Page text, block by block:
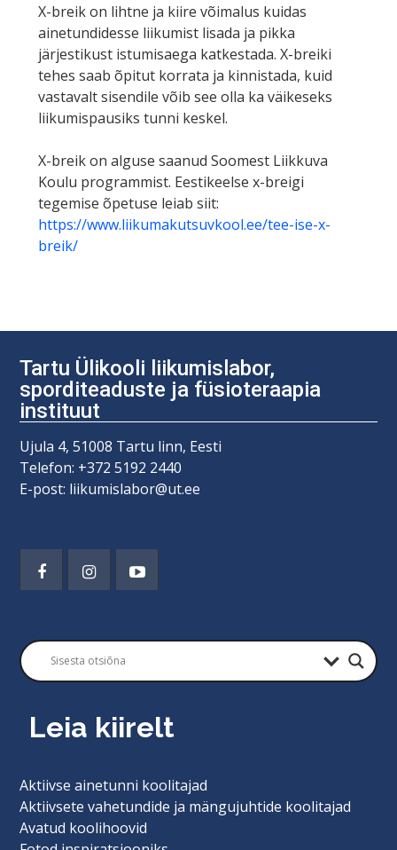
X-breik on lihtne ja kiire võimalus kuidas
ainetundidesse liikumist lisada ja pikka
järjestikust istumisaega katkestada. X-breiki
tehes saab õpitut korrata ja kinnistada, kuid
vastavalt sisendile võib see olla ka väikeseks
liikumispausiks tunni keskel.
X-breik on alguse saanud Soomest Liikkuva
Koulu programmist. Eestikeelse x-breigi
tegemise õpetuse leiab siit:
https://www.liikumakutsuvkool.ee/tee-ise-x-
breik/
Tartu Ülikooli liikumislabor,
sporditeaduste ja füsioteraapia
instituut
Ujula 4, 51008 Tartu linn, Eesti
Telefon: +372 5192 2440
E-post: liikumislabor@ut.ee
Leia kiirelt
Aktiivse ainetunni koolitajad
Aktiivsete vahetundide ja mängujuhtide koolitajad
Avatud koolihoovid